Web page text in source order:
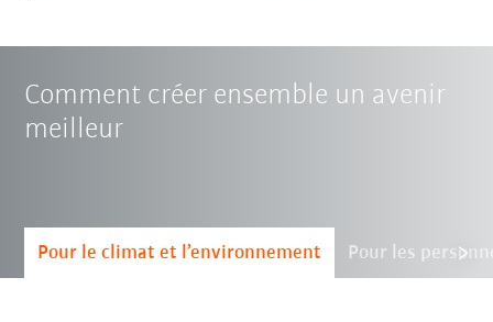
Comment créer ensemble un avenir
meilleur
Pour le climat et l’environnement Pour les